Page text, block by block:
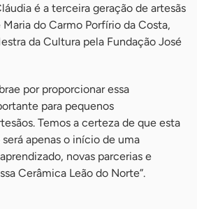
é a terceira geração de artesãs
do Carmo Porfírio da Costa,
da Cultura pela Fundação José
por proporcionar essa
para pequenos
Temos a certeza de que esta
apenas o início de uma
novas parcerias e
Cerâmica Leão do Norte”.